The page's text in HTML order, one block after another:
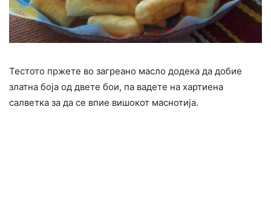
Тестото пржете во загреано масло додека да добие
златна боја од двете бои, па вадете на хартиена
салветка за да се впие вишокот маснотија.